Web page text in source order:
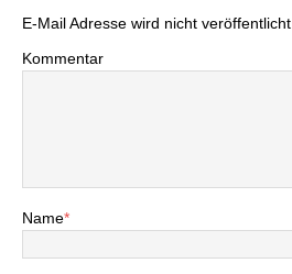
E-Mail Adresse wird nicht veröffentlicht.
Kommentar
Name*